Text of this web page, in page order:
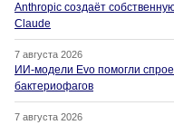
Anthropic создаёт
Claude
7 августа 2026
ИИ-модели Evo помогли
бактериофагов
7 августа 2026